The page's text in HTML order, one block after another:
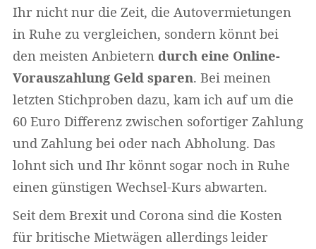
Ihr nicht nur die Zeit, die Autovermietungen
in Ruhe zu vergleichen, sondern könnt bei
den meisten Anbietern durch eine Online-
Vorauszahlung Geld sparen. Bei meinen
letzten Stichproben dazu, kam ich auf um die
60 Euro Differenz zwischen sofortiger Zahlung
und Zahlung bei oder nach Abholung. Das
lohnt sich und Ihr könnt sogar noch in Ruhe
einen günstigen Wechsel-Kurs abwarten.
Seit dem Brexit und Corona sind die Kosten
für britische Mietwägen allerdings leider